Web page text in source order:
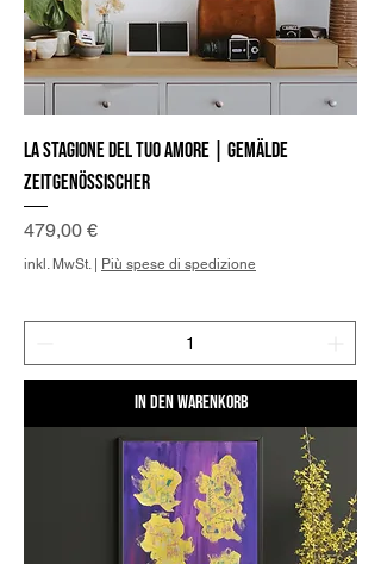
La stagione del tuo Amore | Gemälde
zeitgenössischer
Preis
479,00 €
inkl. MwSt.| Più spese di spedizione
In den Warenkorb